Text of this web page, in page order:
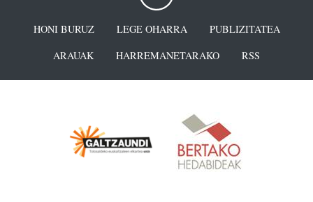
HONI BURUZ LEGE OHARRA
PUBLIZITATEA
ARAUAK
HARREMANETARAKO RSS